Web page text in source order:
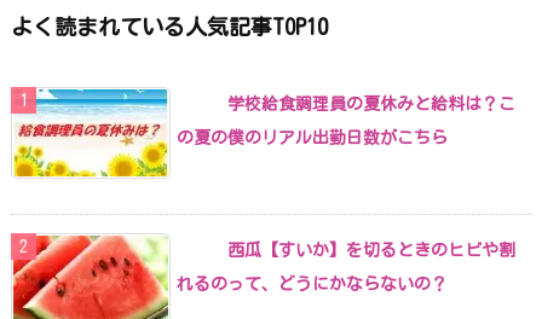
よく読まれている人気記事TOP10
学校給食調理員の夏休みと給料は？こ
の夏の僕のリアル出勤日数がこちら
西瓜【すいか】を切るときのヒビや割
れるのって、どうにかならないの？